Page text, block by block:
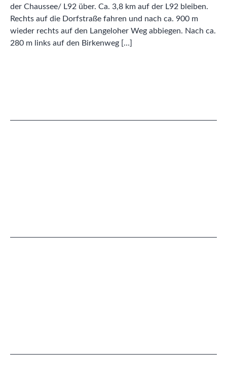
der Chaussee/ L92 über. Ca. 3,8 km auf der L92 bleiben.
Rechts auf die Dorfstraße fahren und nach ca. 900 m
wieder rechts auf den Langeloher Weg abbiegen. Nach ca.
280 m links auf den Birkenweg […]